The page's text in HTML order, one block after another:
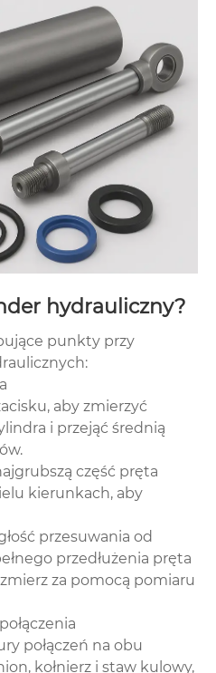
hydrauliczny?
punkty przy
aby zmierzyć
i przejąć średnią
część pręta
kierunkach, aby
przesuwania od
przedłużenia pręta
za pomocą pomiaru
połączeń na obu
kołnierz i staw kulowy,